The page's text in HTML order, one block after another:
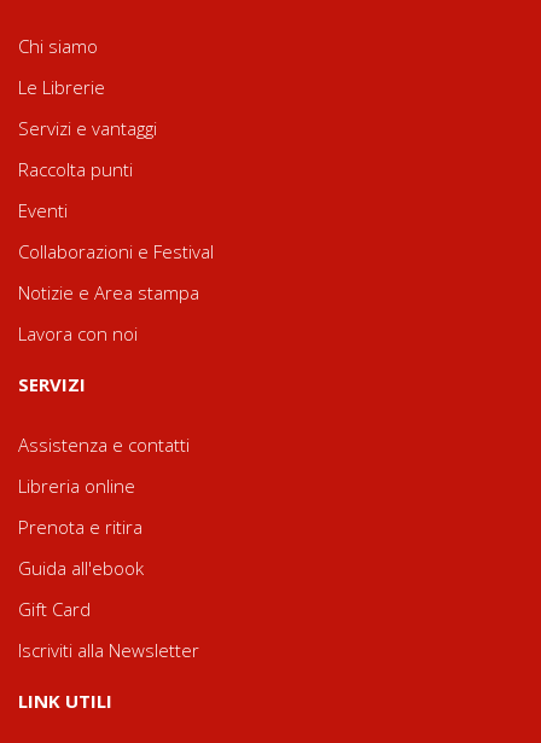
Chi siamo
Le Librerie
Servizi e vantaggi
Raccolta punti
Eventi
Collaborazioni e Festival
Notizie e Area stampa
Lavora con noi
SERVIZI
Assistenza e contatti
Libreria online
Prenota e ritira
Guida all'ebook
Gift Card
Iscriviti alla Newsletter
LINK UTILI